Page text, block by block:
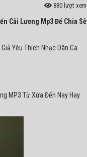
880 lượt xem
Cải Lương Mp3 Để Chia Sẻ
Yêu Thích Nhạc Dân Ca
MP3 Từ Xứa Đến Nay Hay